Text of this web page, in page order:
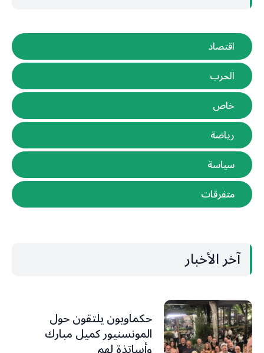
اقتصاد
الحرب
خاص
رياضة
سياسة
متفرقات
آخر الأخبار
حكماويون يلتقون حول
المونسنيور كميل مبارك